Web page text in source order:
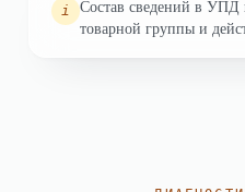
i
Состав сведений в УПД
товарной группы и